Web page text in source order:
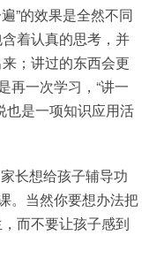
”的效果是全然不同
着认真的思考，并
；讲过的东西会更
再一次学习，“讲一
也是一项知识应用活
长想给孩子辅导功
。当然你要想办法把
而不要让孩子感到